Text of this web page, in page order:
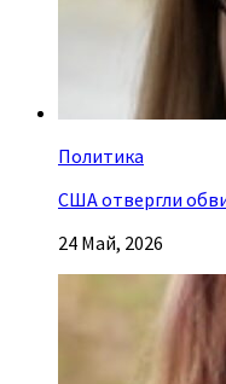
Политика
США отвергли
24 Май, 2026